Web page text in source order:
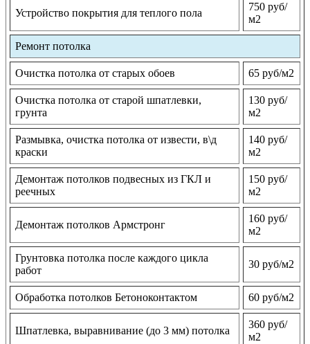
Устройство покрытия для теплого пола
750 руб/
м2
Ремонт потолка
Очистка потолка от старых обоев 65 руб/м2
Очистка потолка от старой шпатлевки,
грунта
130 руб/
м2
Размывка, очистка потолка от извести, в\д
краски
140 руб/
м2
Демонтаж потолков подвесных из ГКЛ и
реечных
150 руб/
м2
Демонтаж потолков Армстронг
160 руб/
м2
Грунтовка потолка после каждого цикла
работ
30 руб/м2
Обработка потолков Бетоноконтактом 60 руб/м2
Шпатлевка, выравнивание (до 3 мм) потолка
360 руб/
м2